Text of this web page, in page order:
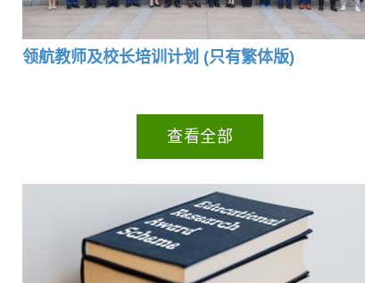
领航教师及校长培训计划 (只有繁体版)
查看全部